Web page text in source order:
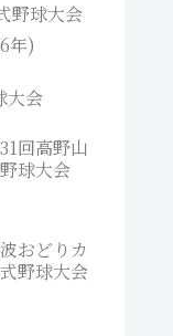
野球大会
年)
大会
回高野山
球大会
おどりカ
野球大会